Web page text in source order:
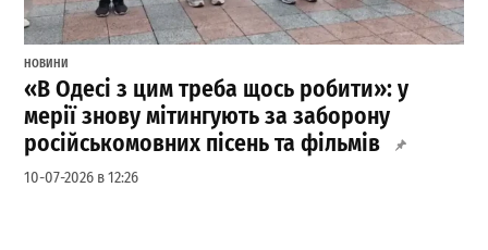
НОВИНИ
«В Одесі з цим треба щось робити»: у
мерії знову мітингують за заборону
російськомовних пісень та фільмів
10-07-2026 в 12:26